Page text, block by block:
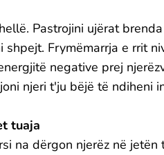
Pastrojini ujërat
Frymëmarrja e rrit
negative prej
njeri t'ju bëjë të ndiheni
tuaja
na dërgon njerëz në jetën